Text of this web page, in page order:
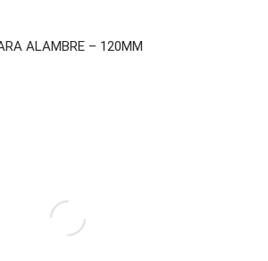
ALAMBRE – 120MM